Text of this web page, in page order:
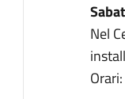
Nel